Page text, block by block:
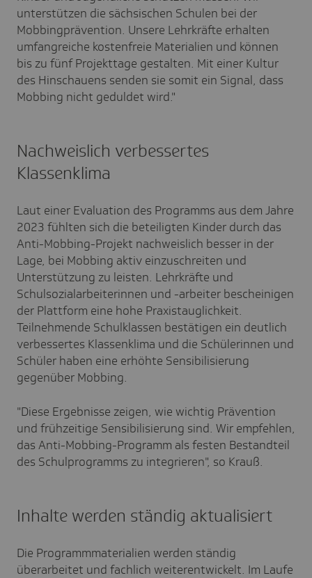
unterstützen die sächsischen Schulen bei der
Mobbingprävention. Unsere Lehrkräfte erhalten
umfangreiche kostenfreie Materialien und können
bis zu fünf Projekttage gestalten. Mit einer Kultur
des Hinschauens senden sie somit ein Signal, dass
Mobbing nicht geduldet wird."
Nachweislich verbessertes
Klassenklima
Laut einer Evaluation des Programms aus dem Jahre
2023 fühlten sich die beteiligten Kinder durch das
Anti-Mobbing-Projekt nachweislich besser in der
Lage, bei Mobbing aktiv einzuschreiten und
Unterstützung zu leisten. Lehrkräfte und
Schulsozialarbeiterinnen und -arbeiter bescheinigen
der Plattform eine hohe Praxistauglichkeit.
Teilnehmende Schulklassen bestätigen ein deutlich
verbessertes Klassenklima und die Schülerinnen und
Schüler haben eine erhöhte Sensibilisierung
gegenüber Mobbing.
"Diese Ergebnisse zeigen, wie wichtig Prävention
und frühzeitige Sensibilisierung sind. Wir empfehlen,
das Anti-Mobbing-Programm als festen Bestandteil
des Schulprogramms zu integrieren", so Krauß.
Inhalte werden ständig aktualisiert
Die Programmmaterialien werden ständig
überarbeitet und fachlich weiterentwickelt. Im Laufe